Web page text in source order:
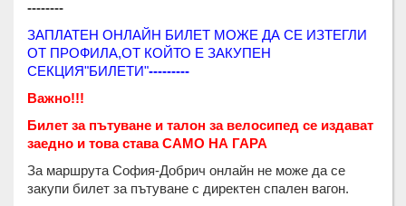
--------
ЗАПЛАТЕН ОНЛАЙН БИЛЕТ МОЖЕ ДА СЕ ИЗТЕГЛИ
ОТ ПРОФИЛА,ОТ КОЙТО Е ЗАКУПЕН
СЕКЦИЯ"БИЛЕТИ"---------
Важно!!!
Билет за пътуване и талон за велосипед се издават
заедно и това става САМО НА ГАРА
За маршрута София-Добрич онлайн не може да се
закупи билет за пътуване с директен спален вагон.